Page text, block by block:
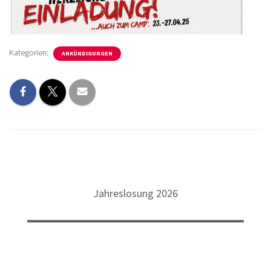
Kategorien: ANKÜNDIGUNGEN
Jahreslosung 2026